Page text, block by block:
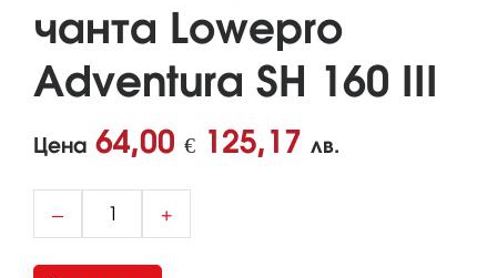
чанта Lowepro
Adventura SH 160 III
Цена 64,00 € 125,17 лв.
– +